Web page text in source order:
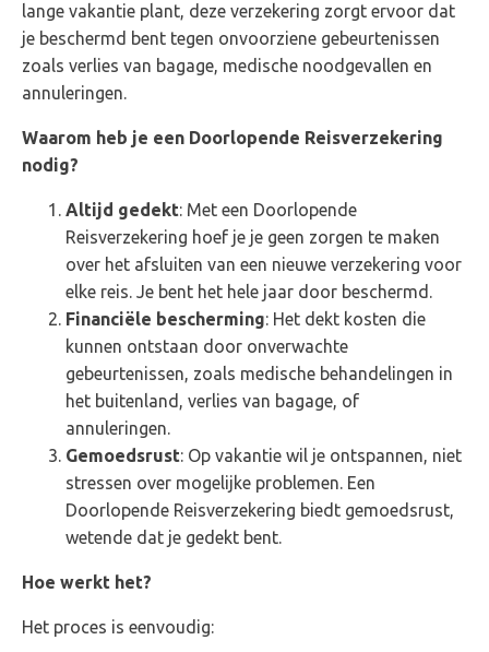
lange vakantie plant, deze verzekering zorgt ervoor dat
je beschermd bent tegen onvoorziene gebeurtenissen
zoals verlies van bagage, medische noodgevallen en
annuleringen.
Waarom heb je een Doorlopende Reisverzekering
nodig?
Altijd gedekt: Met een Doorlopende
Reisverzekering hoef je je geen zorgen te maken
over het afsluiten van een nieuwe verzekering voor
elke reis. Je bent het hele jaar door beschermd.
Financiële bescherming: Het dekt kosten die
kunnen ontstaan door onverwachte
gebeurtenissen, zoals medische behandelingen in
het buitenland, verlies van bagage, of
annuleringen.
Gemoedsrust: Op vakantie wil je ontspannen, niet
stressen over mogelijke problemen. Een
Doorlopende Reisverzekering biedt gemoedsrust,
wetende dat je gedekt bent.
Hoe werkt het?
Het proces is eenvoudig: